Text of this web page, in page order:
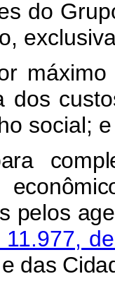
do
dos
social; e
pelos
11.977,
das